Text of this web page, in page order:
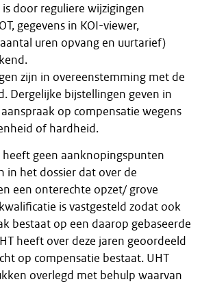
door reguliere wijzigingen
gegevens in KOI-viewer,
uren opvang en uurtarief)
zijn in overeenstemming met de
Dergelijke bijstellingen geven in
op compensatie wegens
of hardheid.
heeft geen aanknopingspunten
in het dossier dat over de
een onterechte opzet/ grove
is vastgesteld zodat ook
bestaat op een daarop gebaseerde
heeft over deze jaren geoordeeld
op compensatie bestaat. UHT
overlegd met behulp waarvan